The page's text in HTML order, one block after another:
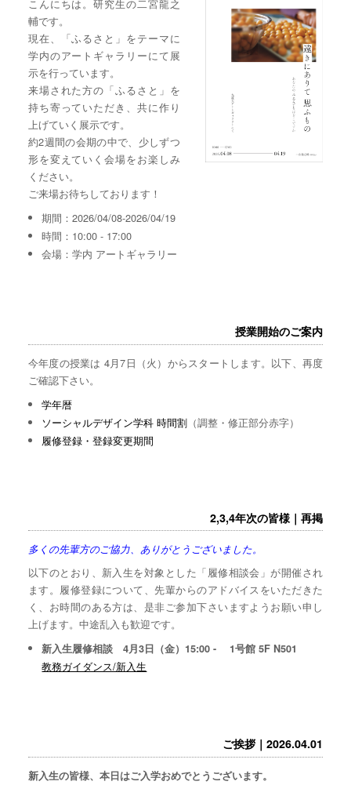
こんにちは。研究生の二宮龍之
輔です。
現在、「ふるさと」をテーマに
学内のアートギャラリーにて展
示を行っています。
来場された方の「ふるさと」を
持ち寄っていただき、共に作り
上げていく展示です。
約2週間の会期の中で、少しずつ
形を変えていく会場をお楽しみ
ください。
ご来場お待ちしております！
期間：2026/04/08-2026/04/19
時間：10:00 - 17:00
会場：学内 アートギャラリー
授業開始のご案内
今年度の授業は 4月7日（火）からスタートします。以下、再度
ご確認下さい。
学年暦
ソーシャルデザイン学科 時間割 （調整・修正部分赤字）
履修登録・登録変更期間
2,3,4年次の皆様｜再掲
多くの先輩方のご協力、ありがとうございました。
以下のとおり、新入生を対象とした「履修相談会」が開催され
ます。履修登録について、先輩からのアドバイスをいただきた
く、お時間のある方は、是非ご参加下さいますようお願い申し
上げます。中途乱入も歓迎です。
新入生履修相談 4月3日（金）15:00 - 1号館 5F N501
教務ガイダンス/新入生
ご挨拶｜2026.04.01
新入生の皆様、本日はご入学おめでとうございます。